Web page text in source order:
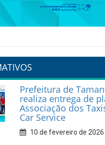
Prefeitura de
realiza entrega de
Associação dos
Car Service
10 de fevereiro de 2026